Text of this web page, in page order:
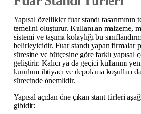
Yapısal özellikler fuar standı tasarımının
temelini oluşturur. Kullanılan malzeme,
sistemi ve taşıma kolaylığı bu
belirleyicidir. Fuar standı yapan firmalar
süresine ve bütçesine göre farklı yapısal
geliştirir. Kalıcı ya da geçici kullanım
kurulum ihtiyacı ve depolama koşulları
sürecinde önemlidir.
Yapısal açıdan öne çıkan stant türleri
gibidir: